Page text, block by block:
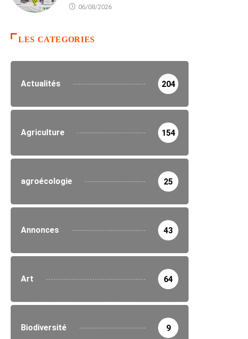
06/08/2026
LES CATEGORIES
Actualités 204
Agriculture 154
agroécologie 25
Annonces 43
Art 64
Biodiversité 9